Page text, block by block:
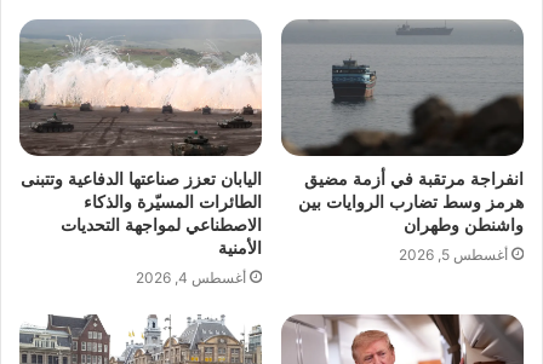
انفراجة مرتقبة في أزمة مضيق
هرمز وسط تضارب الروايات بين
واشنطن وطهران
أغسطس 5, 2026
اليابان تعزز صناعتها الدفاعية وتتبنى
الطائرات المسيّرة والذكاء
الاصطناعي لمواجهة التحديات
الأمنية
أغسطس 4, 2026